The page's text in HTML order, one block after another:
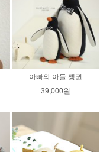
아빠와 아들 펭귄
39,000원